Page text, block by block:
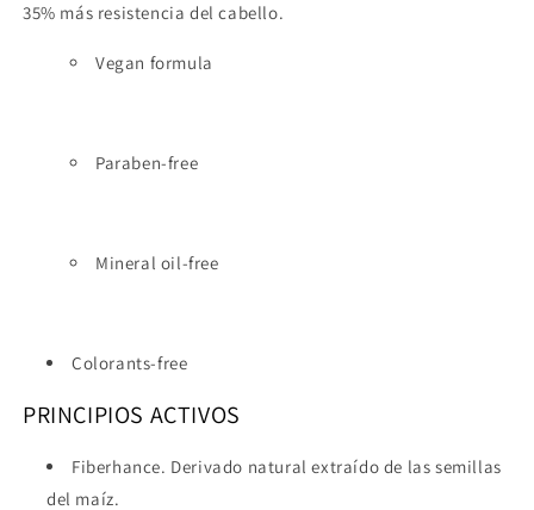
35% más resistencia del cabello.
Vegan formula
Paraben-free
Mineral oil-free
Colorants-free
PRINCIPIOS ACTIVOS
Fiberhance. Derivado natural extraído de las semillas
del maíz.